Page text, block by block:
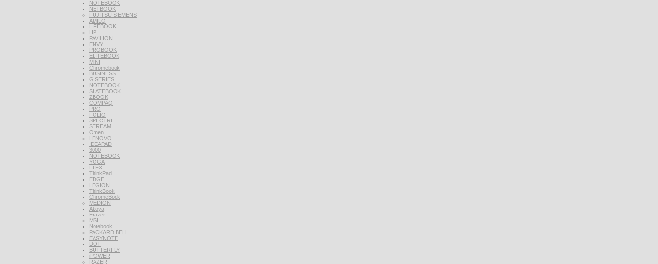
NOTEBOOK
NETBOOK
FUJITSU SIEMENS
AMILO
LIFEBOOK
HP
PAVILION
ENVY
PROBOOK
ELITEBOOK
MINI
Chromebook
BUSINESS
G SERIES
NOTEBOOK
SLATEBOOK
ZBOOK
COMPAQ
PRO
FOLIO
SPECTRE
STREAM
Omen
LENOVO
IDEAPAD
3000
NOTEBOOK
YOGA
FLEX
ThinkPad
EDGE
LEGION
ThinkBook
ChromeBook
MEDION
Akoya
Erazer
MSI
Notebook
PACKARD BELL
EASYNOTE
DOT
BUTTERFLY
iPOWER
RAZER